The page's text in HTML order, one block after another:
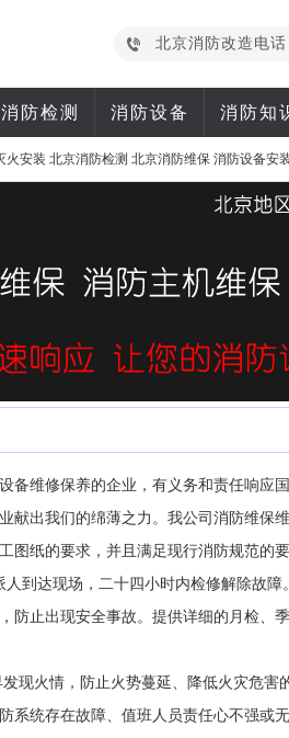
北京消防改造电话
消防检测 消防设备 消防知
火安装 北京消防检测 北京消防维保 消防设备安
备维修保养的企业，有义务和责任响应
献出我们的绵薄之力。我公司消防维保
图纸的要求，并且满足现行消防规范的
到达现场，二十四小时内检修解除故
防止出现安全事故。提供详细的月检、
现火情，防止火势蔓延、降低火灾危害
系统存在故障、值班人员责任心不强或